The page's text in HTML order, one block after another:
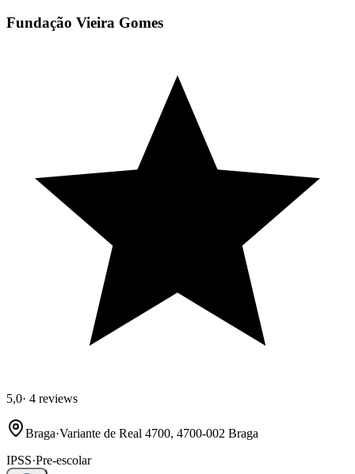
Fundação Vieira Gomes
5,0· 4 reviews
Braga·Variante de Real 4700, 4700-002 Braga
IPSS·Pre-escolar